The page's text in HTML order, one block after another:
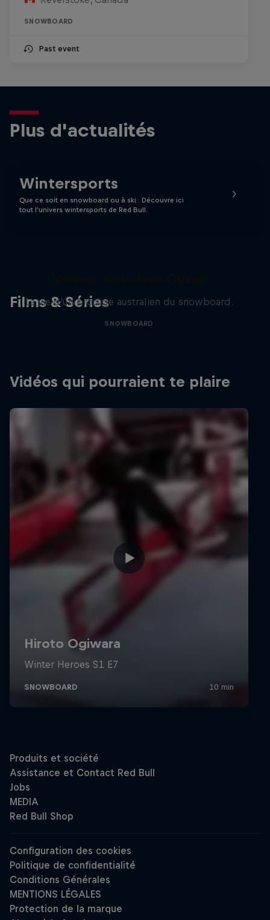
SNOWBOARD
Past event
Plus d'actualités
Wintersports
Que ce soit en snowboard ou à ski : Découvre ici
tout l'univers wintersports de Red Bull.
Films & Séries
La vie d'un prodige australien du snowboard.
SNOWBOARD
Vidéos qui pourraient te plaire